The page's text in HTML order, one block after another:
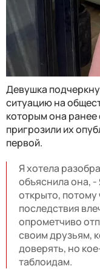
Девушка
ситуацию на
которым она ранее
пригрозили их
первой.
Я хотела
объяснила она, -
открыто, потому
последствия
опрометчиво
своим друзьям,
доверять, но
таблоидам.